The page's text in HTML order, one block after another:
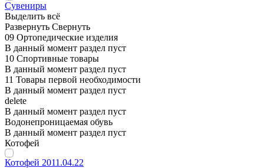
Сувениры
Выделить всё
Развернуть Свернуть
09 Ортопедические изделия
В данный момент раздел пуст
10 Спортивные товары
В данный момент раздел пуст
11 Товары первой необходимости
В данный момент раздел пуст
delete
В данный момент раздел пуст
Водонепроницаемая обувь
В данный момент раздел пуст
Котофей
Котофей 2011.04.22